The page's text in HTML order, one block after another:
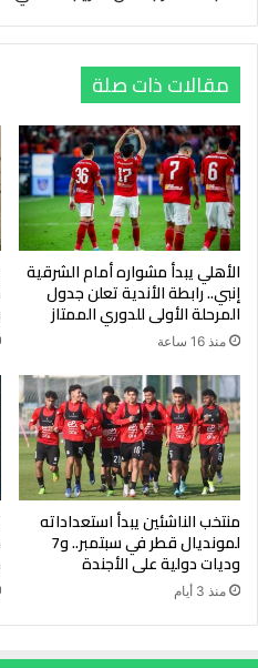
مقالات ذات صلة
الأهلي يبدأ مشواره أمام الشرقية
إنبي.. رابطة الأندية تعلن جدول
المرحلة الأولى للدوري الممتاز
منذ 16 ساعة
منتخب الناشئين يبدأ استعداداته
لمونديال قطر في سبتمبر.. و7
وديات دولية على الأجندة
منذ 3 أيام